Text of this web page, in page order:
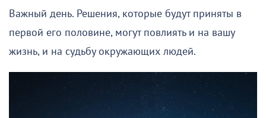
Важный день. Решения, которые будут приняты в
первой его половине, могут повлиять и на вашу
жизнь, и на судьбу окружающих людей.